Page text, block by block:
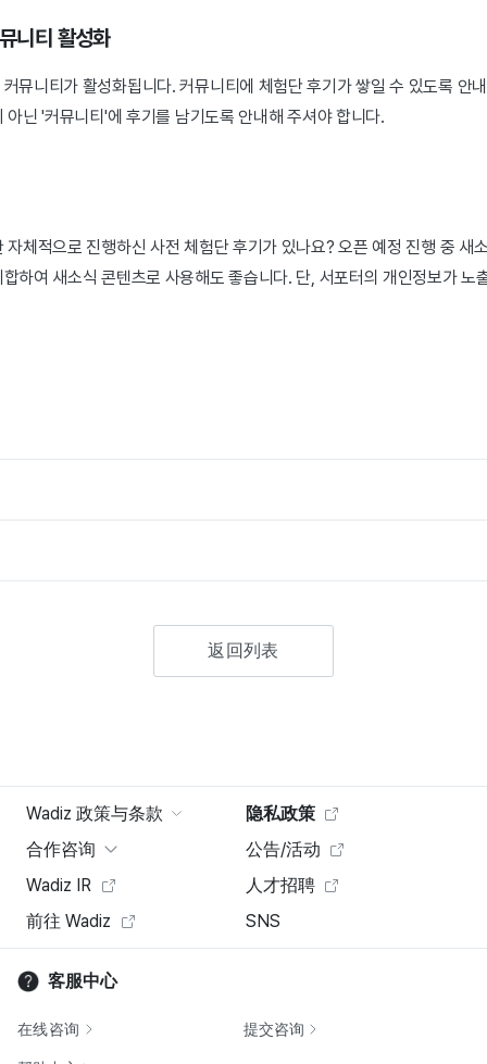
니티 활성화
뮤니티가 활성화됩니다. 커뮤니티에 체험단 후기가 쌓일 수 있도록 안
아닌 '커뮤니티'에 후기를 남기도록 안내해 주셔야 합니다.
자체적으로 진행하신 사전 체험단 후기가 있나요? 오픈 예정 진행 중 새
하여 새소식 콘텐츠로 사용해도 좋습니다. 단, 서포터의 개인정보가 노
返回列表
Wadiz 政策与条款
隐私政策
合作咨询
公告/活动
Wadiz IR
人才招聘
前往 Wadiz
SNS
客服中心
在线咨询 提交咨询